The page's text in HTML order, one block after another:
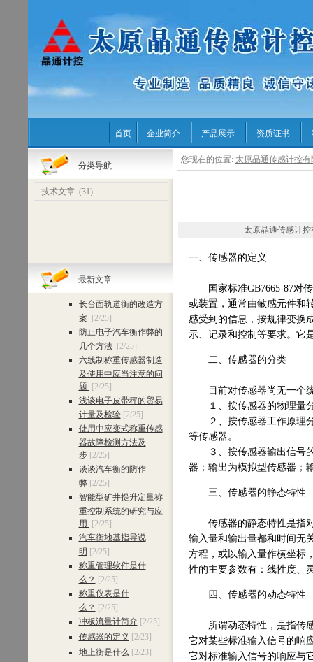
首页 企业简介 产品展示 资质证书
分类导航
技术文章(31)
最新文章
长台面轨道衡的改造方
案
[2/25]
防止电子汽车衡作弊的
几个方法 [2/25]
六线制称重传感器制造
及使用中应当注意的问
题
[2/25]
浅谈电子皮带秤的贸易
计量及检验 [2/25]
使用中应变式称重传感
器故障检测方法及
步 [2/25]
谈谈汽车衡的防作
弊 [2/25]
智能型矿井提升定量称
重控制系统的研究与应
用
[2/25]
汽车衡地基指导说
明 [2/25]
称重管理软件是什
么？ [2/25]
称重仪表是什
么？ [2/25]
冲板流量计简介 [2/25]
传感器的定义 [2/23]
地上衡是什么 [2/23]
您现在的位置: 太原晶通传感计控有
太原晶通传感计控
一、传感器的定义
国家标准GB7665-87对传
或装置，通常由敏感元件和
感受到的信息，按规律变换
示、记录和控制等要求。它
二、传感器的分类
目前对传感器尚无一个统
１、按传感器的物理量分
２、按传感器工作原理分
等传感器。
３、按传感器输出信号的
器；输出为模拟型传感器；
三、传感器的静态特性
传感器的静态特性是指对
输入量和输出量都和时间无
方程，或以输入量作横坐标
性的主要参数有：线性度、
四、传感器的动态特性
所谓动态特性，是指传感
它对某些标准输入信号的响
它对标准输入信号的响应与